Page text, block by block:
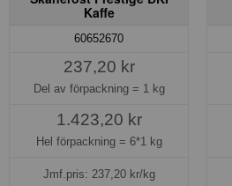
Kaffe
60652670
237,20 kr
Del av förpackning = 1 kg
1.423,20 kr
Hel förpackning = 6*1 kg
Jmf.pris: 237,20kr/kg